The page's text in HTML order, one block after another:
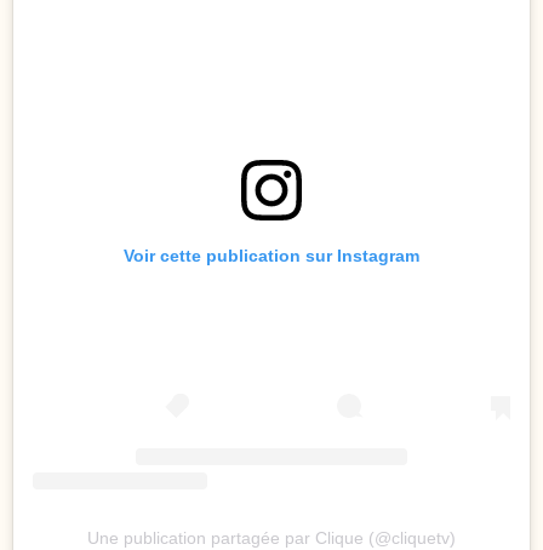
Voir cette publication sur Instagram
Une publication partagée par Clique (@cliquetv)